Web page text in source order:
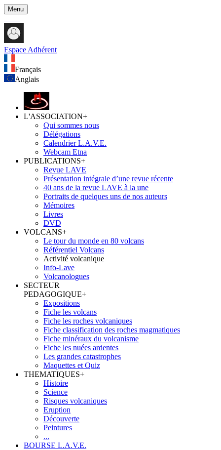
Menu
Espace Adhérent
Français
Anglais
L'ASSOCIATION+
Qui sommes nous
Délégations
Calendrier L.A.V.E.
Webcam Etna
PUBLICATIONS+
Revue LAVE
Présentation intégrale d’une revue récente
40 ans de la revue LAVE à la une
Portraits de quelques uns de nos auteurs
Mémoires
Livres
DVD
VOLCANS+
Le tour du monde en 80 volcans
Référentiel Volcans
Activité volcanique
Info-Lave
Volcanologues
SECTEUR
PEDAGOGIQUE+
Expositions
Fiche les volcans
Fiche les roches volcaniques
Fiche classification des roches magmatiques
Fiche minéraux du volcanisme
Fiche les nuées ardentes
Les grandes catastrophes
Maquettes et Quiz
THEMATIQUES+
Histoire
Science
Risques volcaniques
Eruption
Découverte
Peintures
...
BOURSE L.A.V.E.